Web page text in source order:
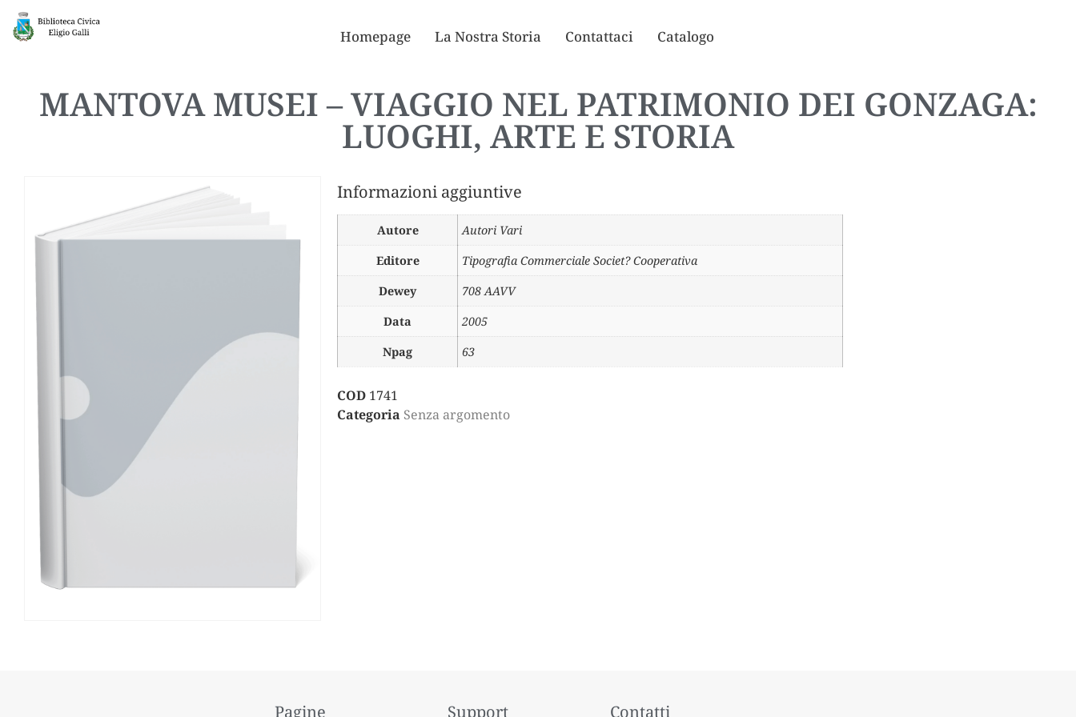
Homepage La Nostra Storia Contattaci Catalogo
MANTOVA MUSEI – VIAGGIO NEL PATRIMONIO DEI GONZAGA:
LUOGHI, ARTE E STORIA
Informazioni aggiuntive
Autore
Autori Vari
Editore
Tipografia Commerciale Societ? Cooperativa
Dewey
708 AAVV
Data
2005
Npag
63
COD 1741
Categoria Senza argomento
Pagine Support Contatti